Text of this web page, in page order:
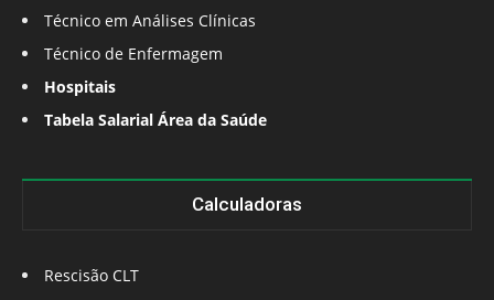
Técnico em Análises Clínicas
Técnico de Enfermagem
Hospitais
Tabela Salarial Área da Saúde
Calculadoras
Rescisão CLT